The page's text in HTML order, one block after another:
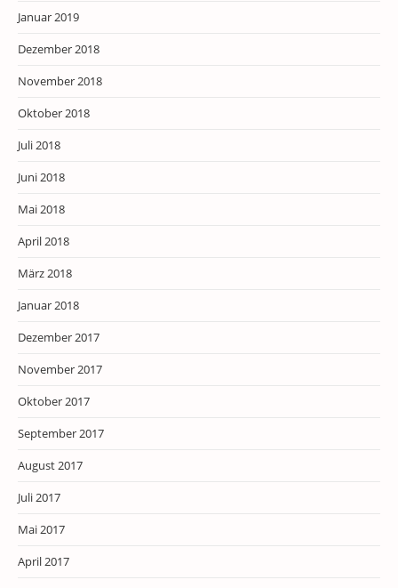
Januar 2019
Dezember 2018
November 2018
Oktober 2018
Juli 2018
Juni 2018
Mai 2018
April 2018
März 2018
Januar 2018
Dezember 2017
November 2017
Oktober 2017
September 2017
August 2017
Juli 2017
Mai 2017
April 2017